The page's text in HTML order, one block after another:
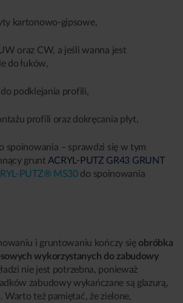
kartonowo-gipsowe,
oraz CW, a jeśli wanna jest
do łuków,
podklejania profili,
profili oraz dokręcania płyt,
spoinowania – sprawdzi się w tym
grunt ACRYL-PUTZ GR43 GRUNT
PUTZ® MS30do spoinowania
i gruntowaniu kończy się obróbka
wykorzystanych do zabudowy
nie jest potrzebna, ponieważ
zabudowy wykańczane są glazurą,
Warto też pamiętać, że zielone,